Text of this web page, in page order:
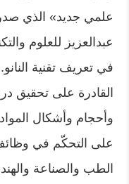
علمي جديد» الذي
عبدالعزيز للعلوم
في تعريف تقنية
القادرة على تحقيق
وأحجام وأشكال
على التحكّم في
الطب والصناعة